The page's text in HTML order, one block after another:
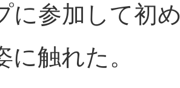
に参加して初
に触れた。